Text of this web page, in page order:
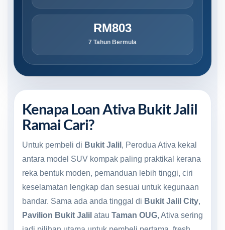
RM803
7 Tahun Bermula
Kenapa Loan Ativa Bukit Jalil
Ramai Cari?
Untuk pembeli di Bukit Jalil , Perodua Ativa kekal
antara model SUV kompak paling praktikal kerana
reka bentuk moden, pemanduan lebih tinggi, ciri
keselamatan lengkap dan sesuai untuk kegunaan
bandar. Sama ada anda tinggal di Bukit Jalil City,
Pavilion Bukit Jalil atau Taman OUG, Ativa sering